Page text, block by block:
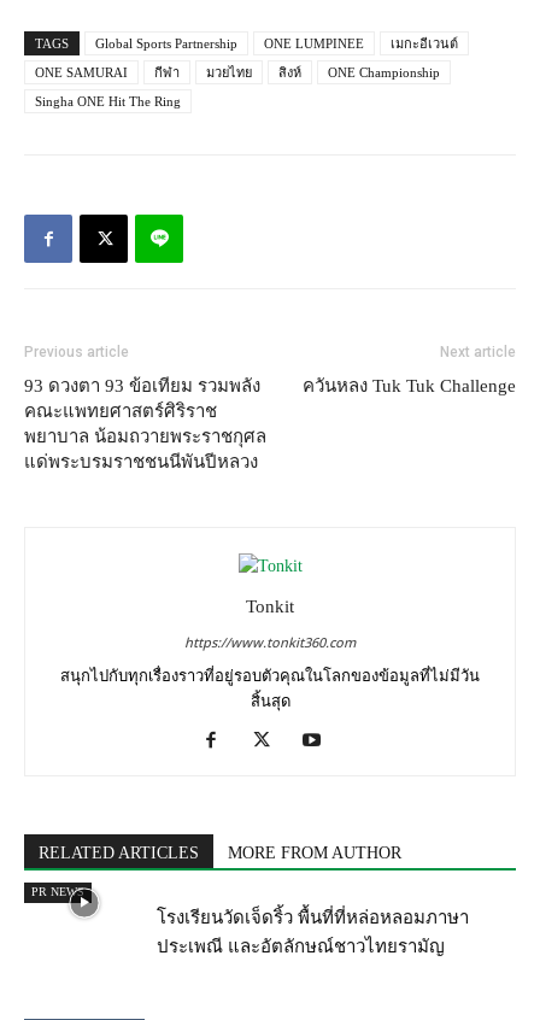
TAGS Global Sports Partnership ONE LUMPINEE
เมกะอีเวนต์
ONE SAMURAI
กีฬา มวยไทย สิงห์
ONE Championship
Singha ONE Hit The Ring
Previous article
93 ดวงตา 93 ข้อเทียม รวมพลัง
คณะแพทยศาสตร์ศิริราช
พยาบาล น้อมถวายพระราชกุศล
แด่พระบรมราชชนนีพันปีหลวง
Next article
ควันหลง Tuk Tuk Challenge
Tonkit
https://www.tonkit360.com
สนุกไปกับทุกเรื่องราวที่อยู่รอบตัวคุณในโลกของข้อมูลที่ไม่มีวัน
สิ้นสุด
RELATED ARTICLES MORE FROM AUTHOR
PR NEWS
โรงเรียนวัดเจ็ดริ้ว พื้นที่ที่หล่อหลอมภาษา
ประเพณี และอัตลักษณ์ชาวไทยรามัญ